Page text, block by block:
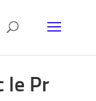
le Pr